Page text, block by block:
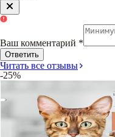
Ваш комментарий *
Ответить
Читать все отзывы
-25%